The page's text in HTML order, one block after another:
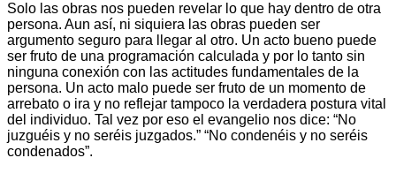
Solo las obras nos pueden revelar lo que hay dentro de otra
persona. Aun así, ni siquiera las obras pueden ser
argumento seguro para llegar al otro. Un acto bueno puede
ser fruto de una programación calculada y por lo tanto sin
ninguna conexión con las actitudes fundamentales de la
persona. Un acto malo puede ser fruto de un momento de
arrebato o ira y no reflejar tampoco la verdadera postura vital
del individuo. Tal vez por eso el evangelio nos dice: “No
juzguéis y no seréis juzgados.” “No condenéis y no seréis
condenados”.